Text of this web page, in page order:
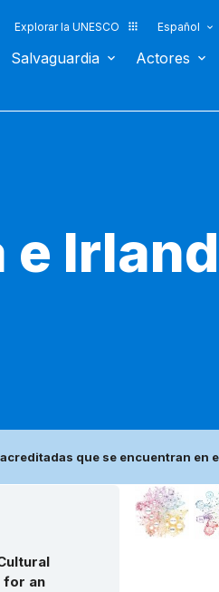
Explorar la UNESCO Español
Salvaguardia Actores
e
acreditadas que se encuentran en
for an